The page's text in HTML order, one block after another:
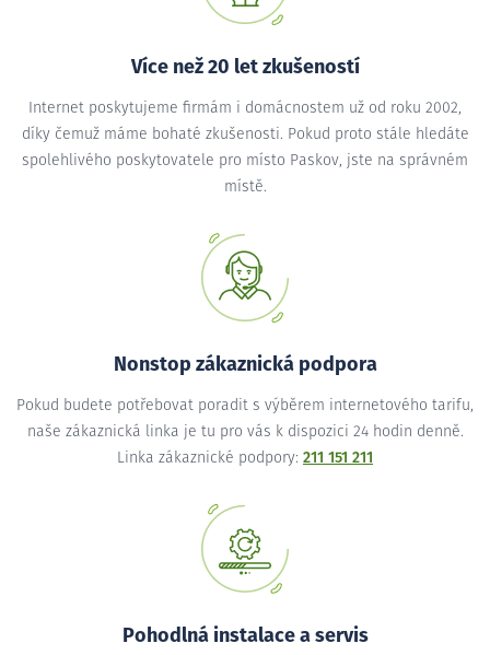
Více než 20 let zkušeností
Internet poskytujeme firmám i domácnostem už od roku 2002,
díky čemuž máme bohaté zkušenosti. Pokud proto stále hledáte
spolehlivého poskytovatele pro místo Paskov, jste na správném
místě.
Nonstop zákaznická podpora
Pokud budete potřebovat poradit s výběrem internetového tarifu,
naše zákaznická linka je tu pro vás k dispozici 24 hodin denně.
Linka zákaznické podpory: 211 151 211
Pohodlná instalace a servis